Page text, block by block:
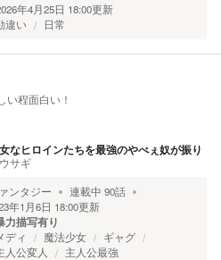
年4月25日 18:00更新
違い 日常
い程面白い！
なヒロインたちを最強のやべぇ奴が振り
サギ
ンタジー 連載中 90話
年1月6日 18:00更新
力描写有り
ディ 魔法少女
ギャグ
人公変人 主人公最強